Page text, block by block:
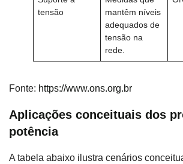
tensão
mantêm níveis
adequados de
tensão na
rede.
Fonte: https://www.ons.org.br
Aplicações conceituais dos
potência
A tabela abaixo ilustra cenários